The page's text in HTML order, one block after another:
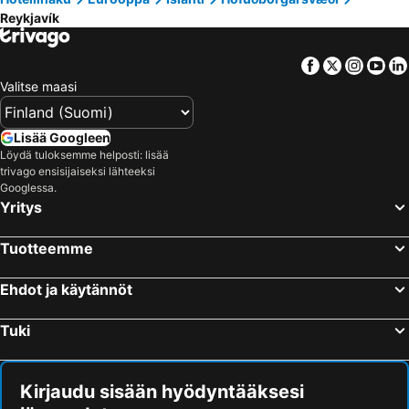
Centerspot
101 Hotel
Hótel Heiðmörk
Radisson Blu 1919 Hotel, Reykjavik
Hveragerði, Suðurland Hotellit
Hvolsvöllur, Hotellit
Hella, Suðurland Hotellit
Höfn, Hotellit
Akureyri, Norðurland eystra Hotellit
Kirkjubæjarklaustur, Hotellit
Reykjavík
Facebook
Twitter
Valitse maasi
Lisää Googleen
Löydä tuloksemme helposti: lisää
trivago ensisijaiseksi lähteeksi
Googlessa.
Yritys
Tuotteemme
Ehdot ja käytännöt
Tuki
Kirjaudu sisään hyödyntääksesi